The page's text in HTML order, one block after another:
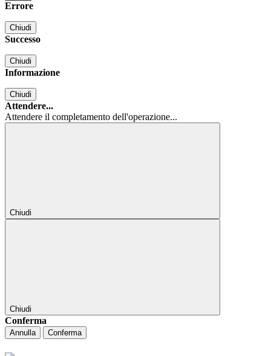
Errore
Chiudi
Successo
Chiudi
Informazione
Chiudi
Attendere...
Attendere il completamento dell'operazione...
Chiudi
Chiudi
Conferma
Annulla Conferma